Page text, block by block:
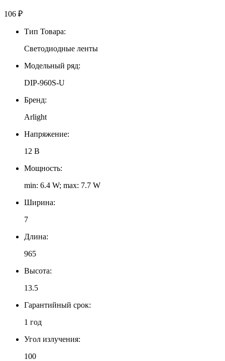
106 ₽
Тип Товара:
Светодиодные ленты
Модельный ряд:
DIP-960S-U
Бренд:
Arlight
Напряжение:
12 В
Мощность:
min: 6.4 W; max: 7.7 W
Ширина:
7
Длина:
965
Высота:
13.5
Гарантийный срок:
1 год
Угол излучения:
100